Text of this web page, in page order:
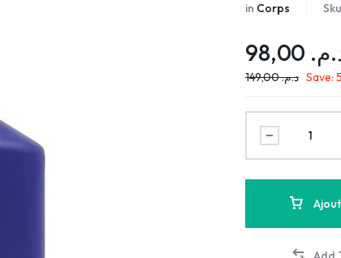
in Corps
د.م.149,00 Save: